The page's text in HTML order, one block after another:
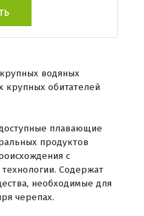
водяных
крупных обитателей
плавающие
продуктов
с
Содержат
необходимые для
черепах.